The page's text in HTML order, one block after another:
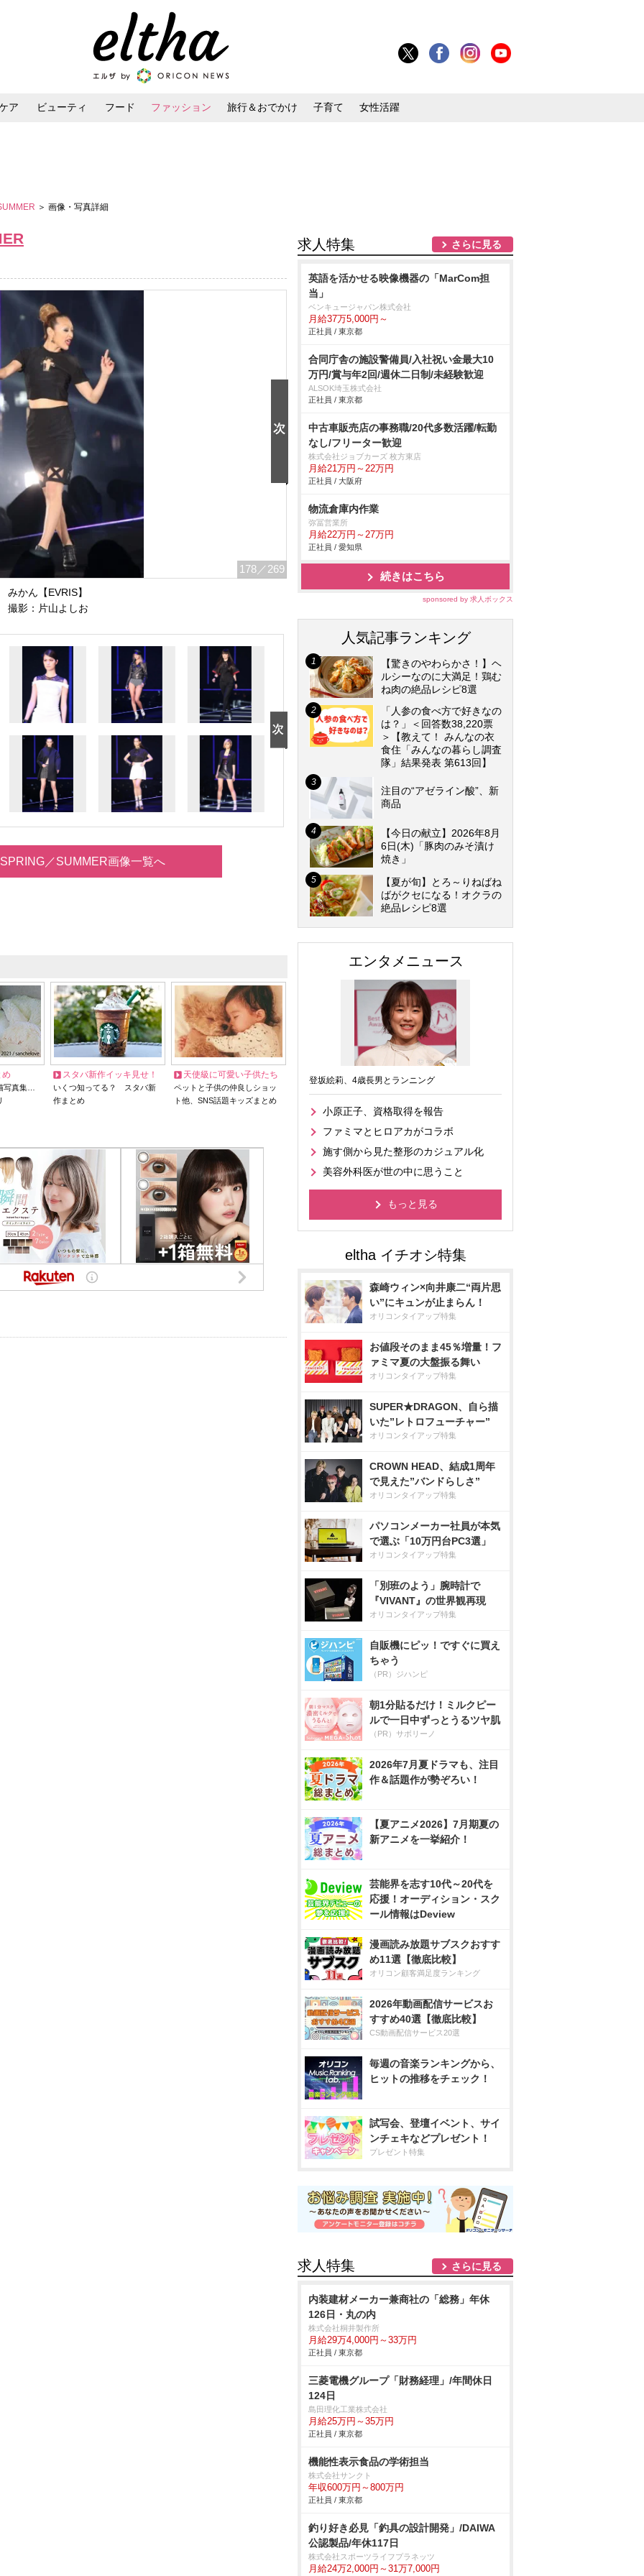
ア ビューティ フード ファッション 旅行＆おでかけ 子育て 女性活躍
＞ 画像・写真詳細
178 ／269
みかん【EVRIS】
撮影：片山よしお
／SUMMER画像一覧へ
め
写真集…
スタバ新作イッキ見せ！
いくつ知ってる？ スタバ新
作まとめ
天使級に可愛い子供たち
ペットと子供の仲良しショッ
ト他、SNS話題キッズまとめ
求人特集 さらに見る
英語を活かせる映像機器の「MarCom担
当」
ベンキュージャパン株式会社
月給37万5,000円～
正社員 / 東京都
合同庁舎の施設警備員/入社祝い金最大10
万円/賞与年2回/週休二日制/未経験歓迎
ALSOK埼玉株式会社
正社員 / 東京都
中古車販売店の事務職/20代多数活躍/転勤
なし/フリーター歓迎
株式会社ジョブカーズ 枚方東店
月給21万円～22万円
正社員 / 大阪府
物流倉庫内作業
弥冨営業所
月給22万円～27万円
正社員 / 愛知県
続きはこちら
sponsored by 求人ボックス
人気記事ランキング
【驚きのやわらかさ！】ヘ
ルシーなのに大満足！鶏む
ね肉の絶品レシピ8選
「人参の食べ方で好きなの
は？」＜回答数38,220票
＞【教えて！ みんなの衣
食住「みんなの暮らし調査
隊」結果発表 第613回】
注目の“アゼライン酸”、新
商品
【今日の献立】2026年8月
6日(木)「豚肉のみそ漬け
焼き」
【夏が旬】とろ～りねばね
ばがクセになる！オクラの
絶品レシピ8選
エンタメニュース
登坂絵莉、4歳長男とランニング
小原正子、資格取得を報告
ファミマとヒロアカがコラボ
施す側から見た整形のカジュアル化
美容外科医が世の中に思うこと
もっと見る
森崎ウィン×向井康二“両片思
い”にキュンが止まらん！
オリコンタイアップ特集
お値段そのまま45％増量！フ
ァミマ夏の大盤振る舞い
オリコンタイアップ特集
SUPER★DRAGON、自ら描
いた”レトロフューチャー”
オリコンタイアップ特集
CROWN HEAD、結成1周年
で見えた”バンドらしさ”
オリコンタイアップ特集
パソコンメーカー社員が本気
で選ぶ「10万円台PC3選」
オリコンタイアップ特集
「別班のよう」腕時計で
『VIVANT』の世界観再現
オリコンタイアップ特集
自販機にピッ！ですぐに買え
ちゃう
（PR）ジハンピ
朝1分貼るだけ！ミルクピー
ルで一日中ずっとうるツヤ肌
（PR）サボリーノ
2026年7月夏ドラマも、注目
作＆話題作が勢ぞろい！
【夏アニメ2026】7月期夏の
新アニメを一挙紹介！
芸能界を志す10代～20代を
応援！オーディション・スク
ール情報はDeview
漫画読み放題サブスクおすす
め11選【徹底比較】
オリコン顧客満足度ランキング
2026年動画配信サービスお
すすめ40選【徹底比較】
CS動画配信サービス20選
毎週の音楽ランキングから、
ヒットの推移をチェック！
試写会、登壇イベント、サイ
ンチェキなどプレゼント！
プレゼント特集
求人特集 さらに見る
内装建材メーカー兼商社の「総務」年休
126日・丸の内
株式会社桐井製作所
月給29万4,000円～33万円
正社員 / 東京都
三菱電機グループ「財務経理」/年間休日
124日
島田理化工業株式会社
月給25万円～35万円
正社員 / 東京都
機能性表示食品の学術担当
株式会社サンクト
年収600万円～800万円
正社員 / 東京都
釣り好き必見「釣具の設計開発」/DAIWA
公認製品/年休117日
株式会社スポーツライフプラネッツ
月給24万2,000円～31万7,000円